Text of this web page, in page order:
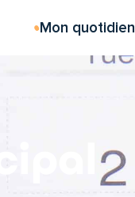
Mon quotidien